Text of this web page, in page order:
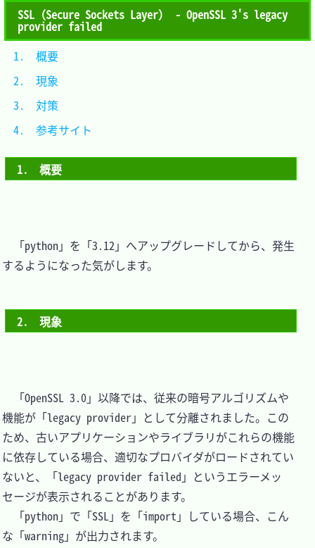
SSL（Secure Sockets Layer） - OpenSSL 3's legacy
provider failed
1.　概要
「python」を「3.12」へアップグレードしてから、発生
するようになった気がします。
2.　現象
「OpenSSL 3.0」以降では、従来の暗号アルゴリズムや
機能が「legacy provider」として分離されました。この
ため、古いアプリケーションやライブラリがこれらの機能
に依存している場合、適切なプロバイダがロードされてい
ないと、「legacy provider failed」というエラーメッ
セージが表示されることがあります。
「python」で「SSL」を「import」している場合、こん
な「warning」が出力されます。